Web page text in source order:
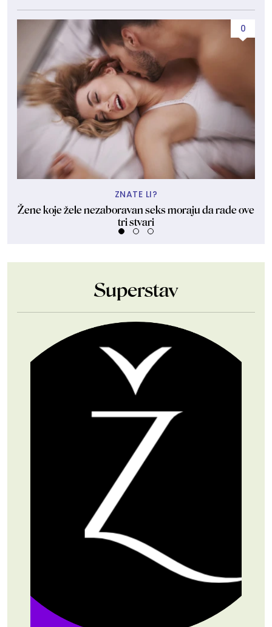
0
ZNATE LI?
Žene koje žele nezaboravan seks moraju da rade ove
tri stvari
Superstav